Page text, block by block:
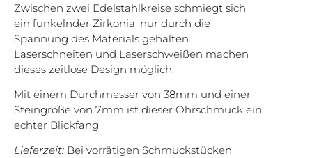
Zwischen zwei Edelstahlkreise schmiegt sich
ein funkelnder Zirkonia, nur durch die
Spannung des Materials gehalten.
Laserschneiten und Laserschweißen machen
dieses zeitlose Design möglich.
Mit einem Durchmesser von 38mm und einer
Steingröße von 7mm ist dieser Ohrschmuck ein
echter Blickfang.
Lieferzeit: Bei vorrätigen Schmuckstücken